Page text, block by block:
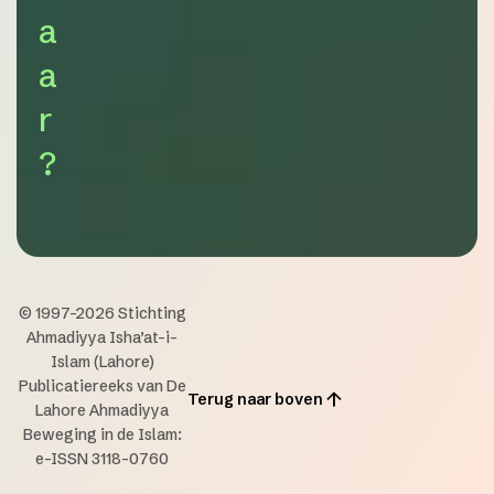
a
a
r
?
© 1997-2026 Stichting
Ahmadiyya Isha’at-i-
Islam (Lahore)
Publicatiereeks van De
Lahore Ahmadiyya
Beweging in de Islam:
e-ISSN 3118-0760
Terug naar boven